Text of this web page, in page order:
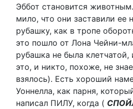
Эббот становится
мило, что они заставили ее
рубашку, как в тропе
это пошло от Лона Чейни-
рубашка не была клетчатой,
это, и никто, похоже, не
взялось). Есть хороший
Уоннелла, как парня,
написал ПИЛУ, когда (